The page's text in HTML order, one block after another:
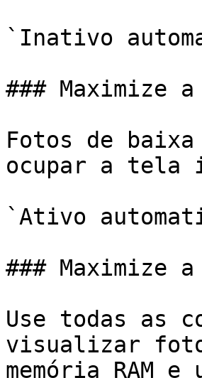
`Inativo
### Maximize a
Fotos de
ocupar a tela
`Ativo
### Maximize
Use todas as
visualizar
memória RAM